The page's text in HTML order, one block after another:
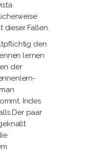
dieser Fallen.
den
lernen
der
Indes
Der paar